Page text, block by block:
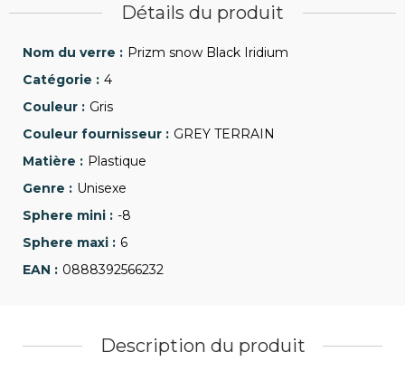
Détails du produit
Prizm snow Black Iridium
4
Gris
GREY TERRAIN
Plastique
Unisexe
-8
6
0888392566232
Description du produit